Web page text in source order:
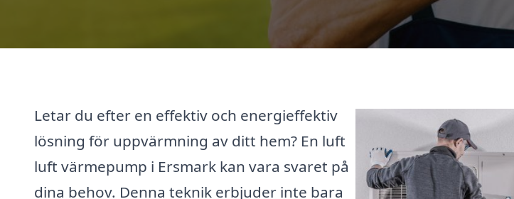
Letar du efter en effektiv och energieffektiv
lösning för uppvärmning av ditt hem? En luft
luft värmepump i Ersmark kan vara svaret på
dina behov. Denna teknik erbjuder inte bara